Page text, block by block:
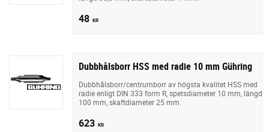
48 KR
Dubbhålsborr HSS med radie 10 mm Gühring
Dubbhålsborr/centrumborr av högsta kvalitet HSS med
radie enligt DIN 333 form R, spetsdiameter 10 mm, längd
100 mm, skaftdiameter 25 mm.
623 KR